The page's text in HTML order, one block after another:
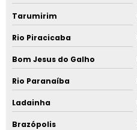
Tarumirim
Rio Piracicaba
Bom Jesus do Galho
Rio Paranaíba
Ladainha
Brazópolis